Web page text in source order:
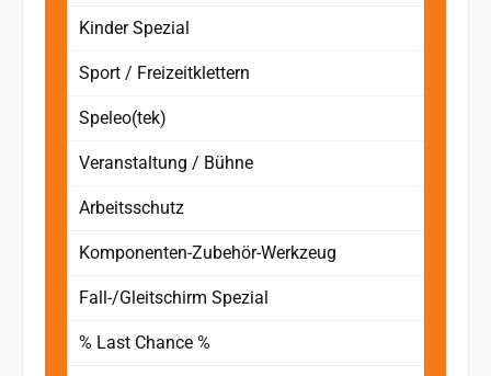
Kinder Spezial
Sport / Freizeitklettern
Speleo(tek)
Veranstaltung / Bühne
Arbeitsschutz
Komponenten-Zubehör-Werkzeug
Fall-/Gleitschirm Spezial
% Last Chance %